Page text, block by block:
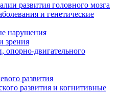
развития головного мозга
и генетические
нарушения
зрения
опорно-двигательного
развития
развития и когнитивные